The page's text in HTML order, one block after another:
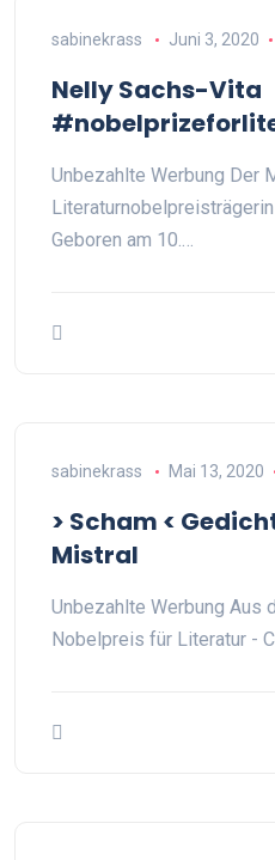
sabinekrass Juni 3, 2020
Nelly Sachs-Vita
Unbezahlte Werbung Der
Geboren am 10.…
sabinekrass Mai 13, 2020
> Scham <
Mistral
Unbezahlte Werbung Aus
Nobelpreis für Literatur -